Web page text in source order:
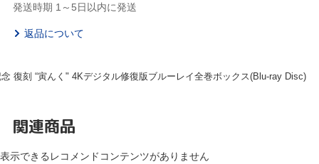
発送時期 1～5日以内に発送
返品について
復刻 “寅んく" 4Kデジタル修復版ブルーレイ全巻ボックス(Blu-ray Disc)
関連商品
表示できるレコメンドコンテンツがありません